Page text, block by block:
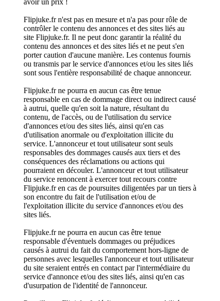
avoir un prix !
Flipjuke.fr n'est pas en mesure et n'a pas pour rôle de
contrôler le contenu des annonces et des sites liés au
site Flipjuke.fr. Il ne peut donc garantir la réalité du
contenu des annonces et des sites liés et ne peut s'en
porter caution d'aucune manière. Les contenus fournis
ou transmis par le service d'annonces et/ou les sites liés
sont sous l'entière responsabilité de chaque annonceur.
Flipjuke.fr ne pourra en aucun cas être tenue
responsable en cas de dommage direct ou indirect causé
à autrui, quelle qu'en soit la nature, résultant du
contenu, de l'accès, ou de l'utilisation du service
d'annonces et/ou des sites liés, ainsi qu'en cas
d'utilisation anormale ou d'exploitation illicite du
service. L'annonceur et tout utilisateur sont seuls
responsables des dommages causés aux tiers et des
conséquences des réclamations ou actions qui
pourraient en découler. L'annonceur et tout utilisateur
du service renoncent à exercer tout recours contre
Flipjuke.fr en cas de poursuites diligentées par un tiers à
son encontre du fait de l'utilisation et/ou de
l'exploitation illicite du service d'annonces et/ou des
sites liés.
Flipjuke.fr ne pourra en aucun cas être tenue
responsable d'éventuels dommages ou préjudices
causés à autrui du fait du comportement hors-ligne de
personnes avec lesquelles l'annonceur et tout utilisateur
du site seraient entrés en contact par l'intermédiaire du
service d'annonce et/ou des sites liés, ainsi qu'en cas
d'usurpation de l'identité de l'annonceur.